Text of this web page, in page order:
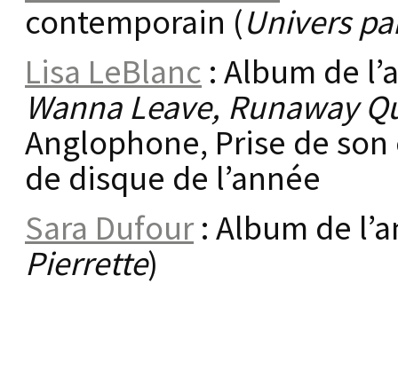
contemporain (Univers
Lisa LeBlanc : Album de
Wanna Leave, Runaway
Anglophone, Prise de
de disque de l’année
Sara Dufour: Album de
Pierrette)